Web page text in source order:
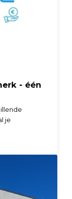
- één
je